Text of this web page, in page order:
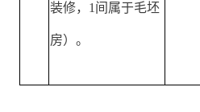
装修，1间属于毛坯
房）。